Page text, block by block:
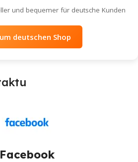
und bequemer für deutsche Kunden
deutschen Shop
Facebook